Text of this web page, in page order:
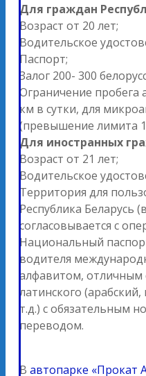
Для граждан
Возраст от 20 лет;
Водительское
Паспорт;
Залог 200- 300
Ограничение пробега
км в сутки, для
(превышение лимита
Для иностранных
Возраст от 21 лет;
Водительское
Территория для
Республика Беларусь
согласовывается с
Национальный
водителя
алфавитом, отличным
латинского
т.д.) с обязательным
переводом.
В автопарке «Прокат